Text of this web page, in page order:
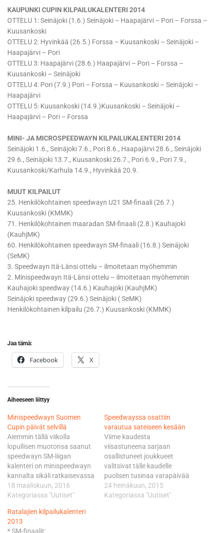
KAUPUNKI CUPIN KILPAILUKALENTERI 2014
OTTELU 1: Seinäjoki (1.6.) Seinäjoki – Haapajärvi – Pori – Forssa –
Kuusankoski
OTTELU 2: Hyvinkää (26.5.) Forssa – Kuusankoski – Seinäjoki –
Haapajärvi – Pori
OTTELU 3: Haapajärvi (28.6.) Haapajärvi – Pori – Forssa –
Kuusankoski – Seinäjoki
OTTELU 4: Pori (7.9.) Pori – Forssa – Kuusankoski – Seinäjoki –
Haapajärvi
OTTELU 5: Kuusankoski (14.9.)Kuusankoski – Seinäjoki –
Haapajärvi – Pori – Forssa
MINI- JA MICROSPEEDWAYN KILPAILUKALENTERI 2014
Seinäjoki 1.6., Seinäjoki 7.6., Pori 8.6., Haapajärvi 28.6., Seinäjoki
29.6., Seinäjoki 13.7., Kuusankoski 26.7., Pori 6.9., Pori 7.9.,
Kuusankoski/Karhula 14.9., Hyvinkää 20.9.
MUUT KILPAILUT
25. Henkilökohtainen speedwayn U21 SM-finaali (26.7.)
Kuusankoski (KMMK)
71. Henkilökohtainen maaradan SM-finaali (2.8.) Kauhajoki
(KauhjMK)
60. Henkilökohtainen speedwayn SM-finaali (16.8.) Seinäjoki
(SeMK)
3. Speedwayn Itä-Länsi ottelu – ilmoitetaan myöhemmin
2. Minispeedwayn Itä-Länsi ottelu – ilmoitetaan myöhemmin
Kauhajoki speedway (14.6.) Kauhajoki (KauhjMK)
Seinäjoki speedway (29.6.) Seinäjoki ( SeMK)
Henkilökohtainen kilpailu (26.7.) Kuusankoski (KMMK)
Jaa tämä:
Facebook X
Aiheeseen liittyy
Minispeedwayn Suomen
Cupin päivät selvillä
Aiemmin tällä viikolla
lopullisen muotonsa saanut
speedwayn SM-liigan
kalenteri on minispeedwayn
kannalta sikäli ratkaisevassa
asemassa, että kaikki
Suomen Cupin osakilpailut
tapahtumien yhteydessä,
yleensä ennen SM-liigan
18 maaliskuun, 2016
Kategoriassa "Uutiset"
Speedwayssa osattiin
varautua sateiseen kesään
Viime kaudesta
viisastuneena sarjaan
osallistuneet joukkueet
valitsivat tälle kaudelle
puolisen tusinaa varapäivää
ottelusiirtoja varten. Ne
sovittiin yhteisessä
24 heinäkuun, 2015
Kategoriassa "Uutiset"
Ratalajien kilpailukalenteri
2013
* SM-finaalit: